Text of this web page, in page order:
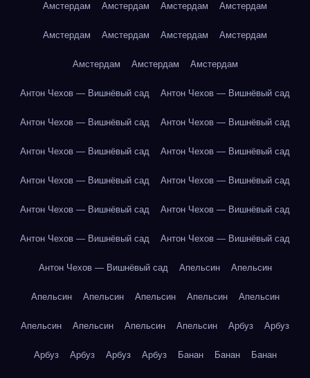
Амстердам Амстердам Амстердам Амстердам
Амстердам Амстердам Амстердам Амстердам
Амстердам Амстердам Амстердам
Антон Чехов — Вишнёвый сад Антон Чехов — Вишнёвый сад
Антон Чехов — Вишнёвый сад Антон Чехов — Вишнёвый сад
Антон Чехов — Вишнёвый сад Антон Чехов — Вишнёвый сад
Антон Чехов — Вишнёвый сад Антон Чехов — Вишнёвый сад
Антон Чехов — Вишнёвый сад Антон Чехов — Вишнёвый сад
Антон Чехов — Вишнёвый сад Антон Чехов — Вишнёвый сад
Антон Чехов — Вишнёвый сад Апельсин Апельсин
Апельсин Апельсин Апельсин Апельсин Апельсин
Апельсин Апельсин Апельсин Апельсин Арбуз Арбуз
Арбуз Арбуз Арбуз Арбуз Банан Банан Банан